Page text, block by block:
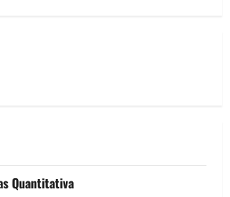
Quantitativa